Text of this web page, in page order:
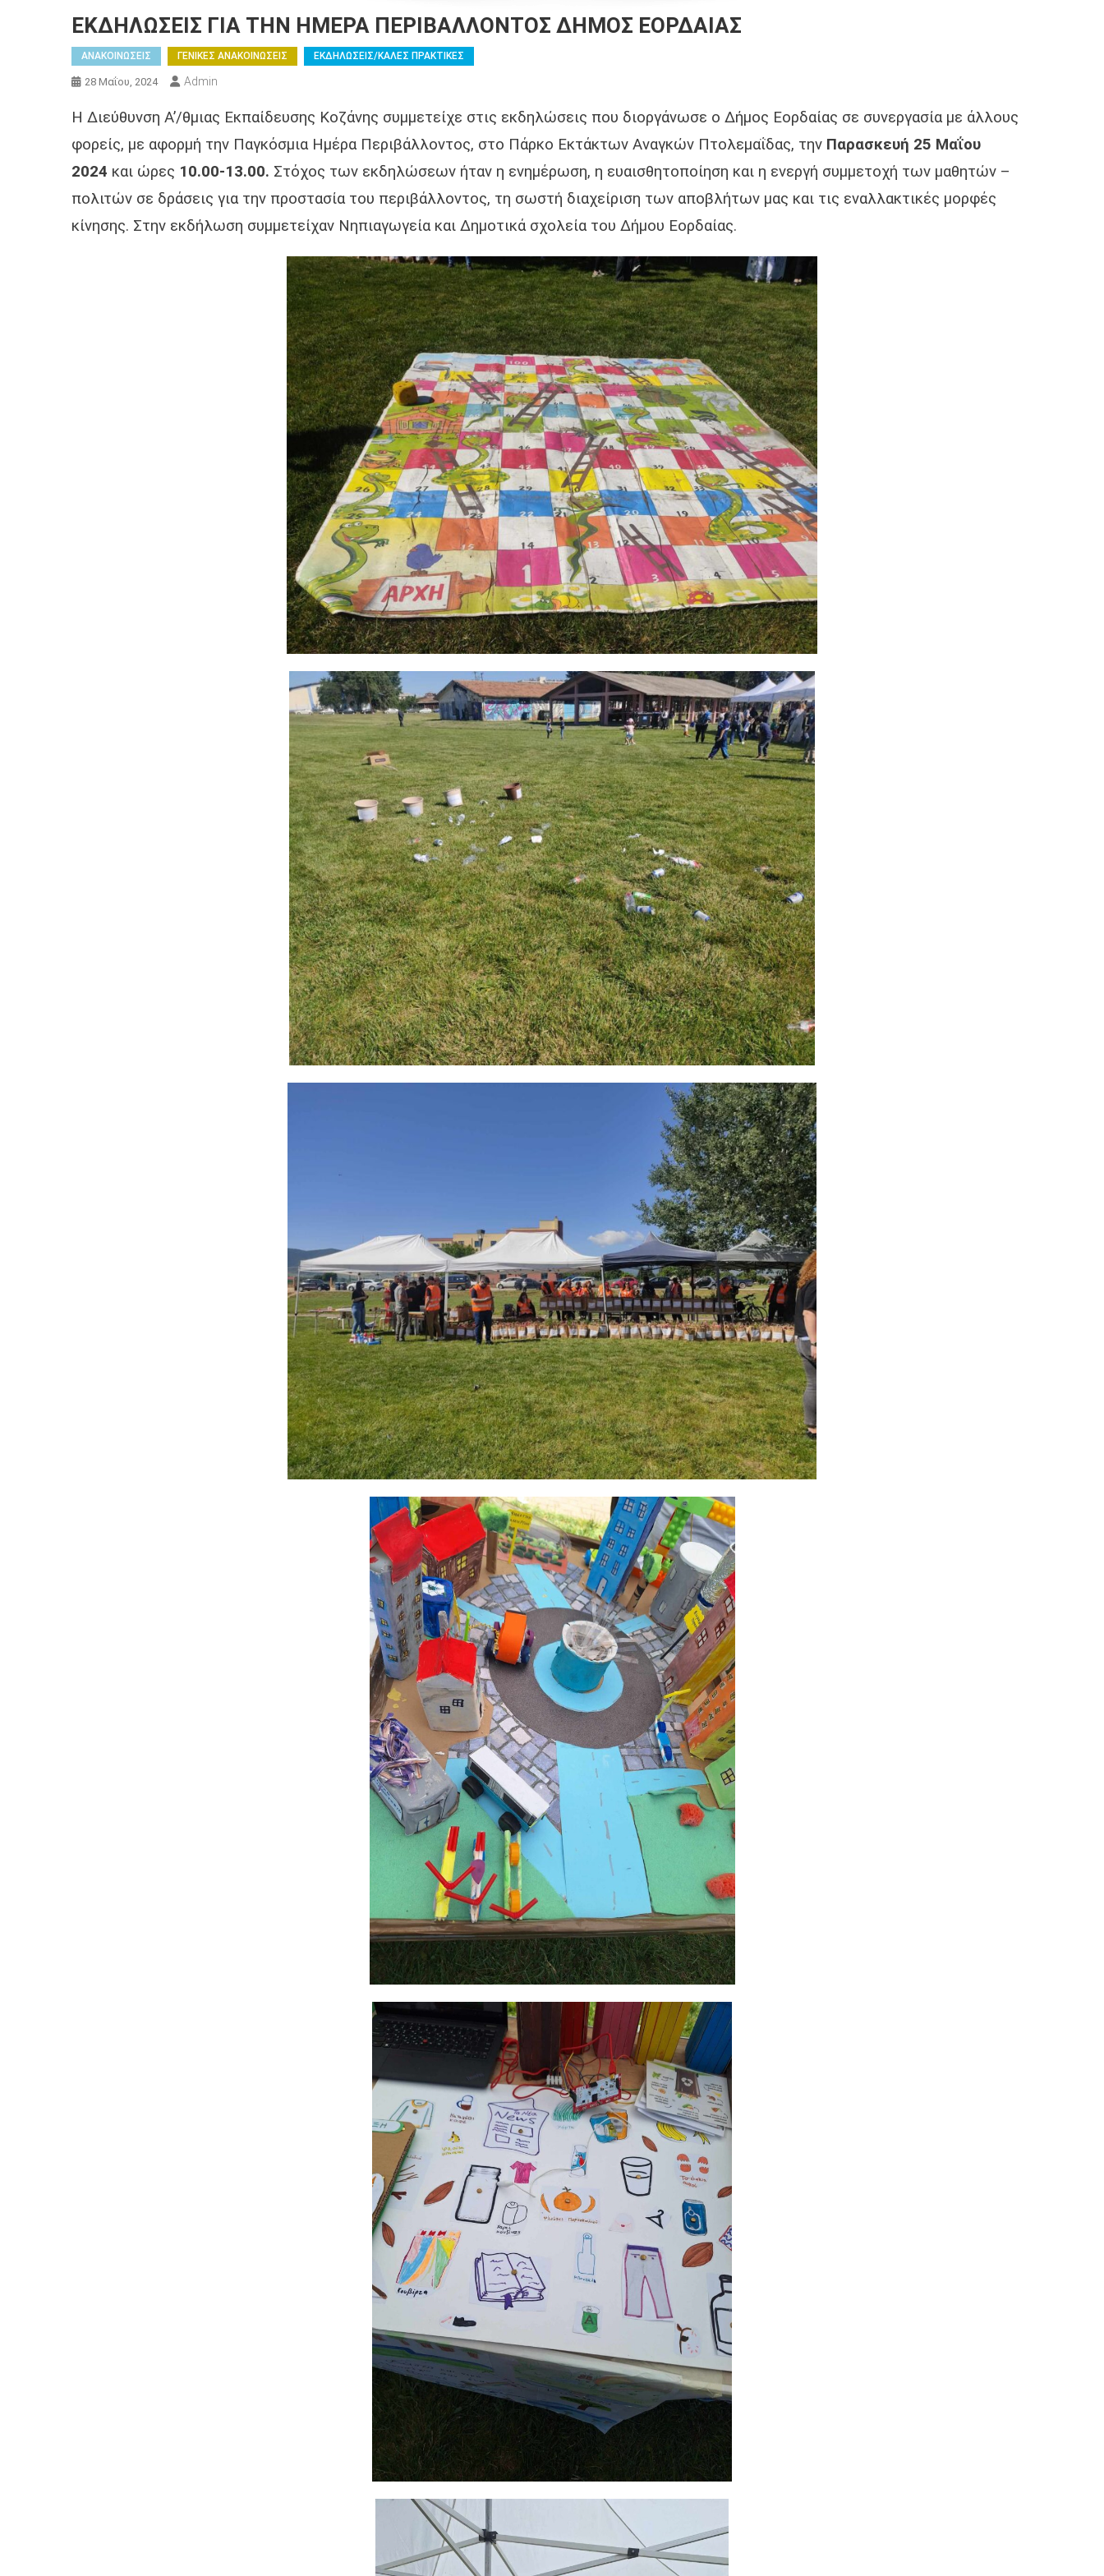
ΕΚΔΗΛΩΣΕΙΣ ΓΙΑ ΤΗΝ ΗΜΕΡΑ ΠΕΡΙΒΑΛΛΟΝΤΟΣ ΔΗΜΟΣ ΕΟΡΔΑΙΑΣ
ΑΝΑΚΟΙΝΩΣΕΙΣ ΓΕΝΙΚΕΣ ΑΝΑΚΟΙΝΩΣΕΙΣ ΕΚΔΗΛΩΣΕΙΣ/ΚΑΛΕΣ ΠΡΑΚΤΙΚΕΣ
28 Μαΐου, 2024 Admin
Η Διεύθυνση Α’/θμιας Εκπαίδευσης Κοζάνης συμμετείχε στις εκδηλώσεις που διοργάνωσε ο Δήμος Εορδαίας σε συνεργασία με άλλους
φορείς, με αφορμή την Παγκόσμια Ημέρα Περιβάλλοντος, στο Πάρκο Εκτάκτων Αναγκών Πτολεμαΐδας, την Παρασκευή 25 Μαΐου
2024 και ώρες 10.00-13.00. Στόχος των εκδηλώσεων ήταν η ενημέρωση, η ευαισθητοποίηση και η ενεργή συμμετοχή των μαθητών –
πολιτών σε δράσεις για την προστασία του περιβάλλοντος, τη σωστή διαχείριση των αποβλήτων μας και τις εναλλακτικές μορφές
κίνησης. Στην εκδήλωση συμμετείχαν Νηπιαγωγεία και Δημοτικά σχολεία του Δήμου Εορδαίας.